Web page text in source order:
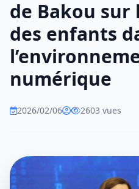
de Bakou
des enfants
numérique
2026/02/06 2603 vues